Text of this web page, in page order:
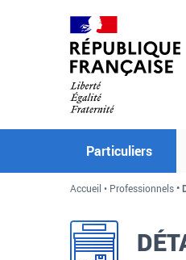
Particuliers
Accueil Professionnels